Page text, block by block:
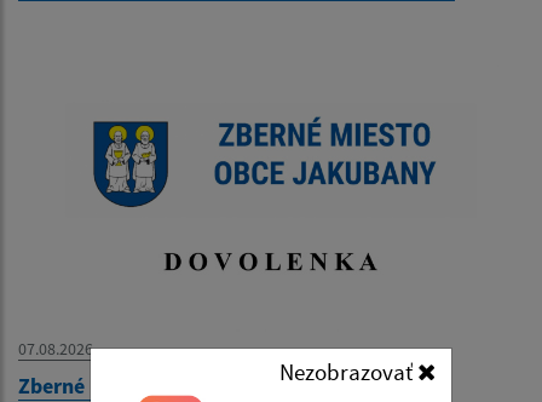
Nezobrazovať
07.08.2026
Zberné miesto - OZNAM